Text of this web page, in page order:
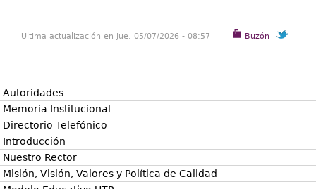
Buzón
Última actualización en Jue, 05/07/2026 - 08:57
Autoridades
Memoria Institucional
Directorio Telefónico
Introducción
Nuestro Rector
Misión, Visión, Valores y Política de Calidad